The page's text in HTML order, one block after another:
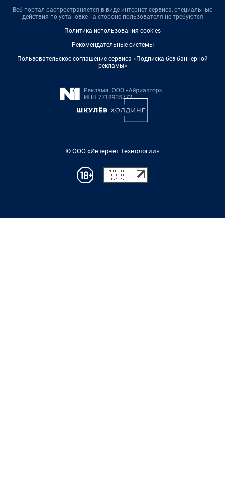
Веб-портал распространяется в виде интернет-сервиса, специальные
действия по установке на стороне пользователя не требуются
Политика использования cookies
Рекомендательные системы
Пользовательское соглашение сервиса «Подписка без баннерной
рекламы»
© ООО «Интернет Технологии»